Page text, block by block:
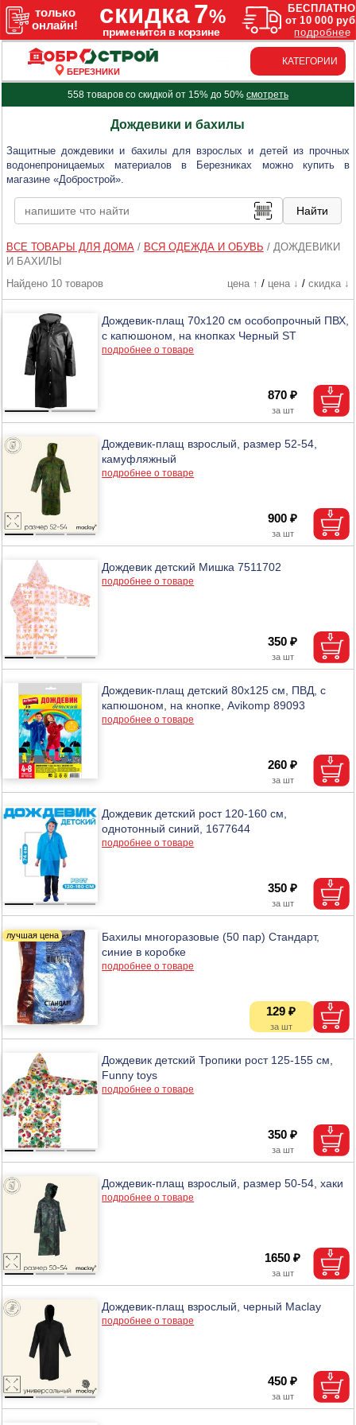
БЕРЕЗНИКИ
КАТЕГОРИИ
558 товаров со скидкой от 15% до 50% смотреть
Дождевики и бахилы
Защитные дождевики и бахилы для взрослых и детей из прочных
водонепроницаемых материалов в Березниках можно купить в
магазине «Добрострой».
ВСЕ ТОВАРЫ ДЛЯ ДОМА/ ВСЯ ОДЕЖДА И ОБУВЬ / ДОЖДЕВИКИ
И БАХИЛЫ
Найдено 10 товаров
цена ↑ / цена ↓ / скидка ↓
Дождевик-плащ 70х120 см особопрочный ПВХ,
с капюшоном, на кнопках Черный ST
подробнее о товаре
870 ₽
Дождевик-плащ взрослый, размер 52-54,
камуфляжный
подробнее о товаре
900 ₽
Дождевик детский Мишка 7511702
подробнее о товаре
350 ₽
Дождевик-плащ детский 80х125 см, ПВД, с
капюшоном, на кнопке, Avikomp 89093
подробнее о товаре
260 ₽
Дождевик детский рост 120-160 см,
однотонный синий, 1677644
подробнее о товаре
350 ₽
Бахилы многоразовые (50 пар) Стандарт,
синие в коробке
подробнее о товаре
129 ₽
Дождевик детский Тропики рост 125-155 см,
Funny toys
подробнее о товаре
350 ₽
Дождевик-плащ взрослый, размер 50-54, хаки
подробнее о товаре
1650 ₽
Дождевик-плащ взрослый, черный Maclay
подробнее о товаре
450 ₽